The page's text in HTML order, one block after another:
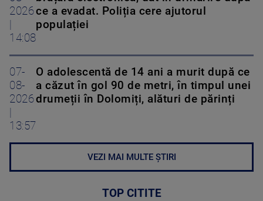
2026
14:08
ce a evadat. Poliția cere ajutorul
populației
07-
08-
2026
13:57
O adolescentă de 14 ani a murit după ce
a căzut în gol 90 de metri, în timpul unei
drumeții în Dolomiți, alături de părinți
VEZI MAI MULTE ȘTIRI
TOP CITITE